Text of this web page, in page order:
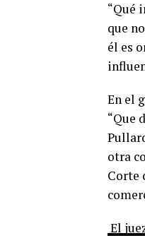
“Qué
que
él es
En el
“Que
otra
Corte
El